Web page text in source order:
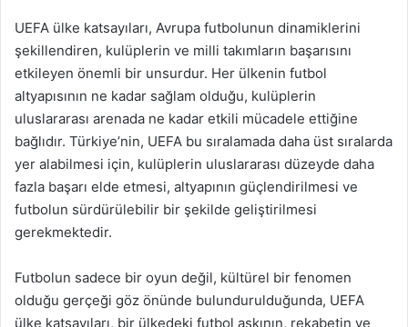
UEFA ülke katsayıları, Avrupa futbolunun dinamiklerini
şekillendiren, kulüplerin ve milli takımların başarısını
etkileyen önemli bir unsurdur. Her ülkenin futbol
altyapısının ne kadar sağlam olduğu, kulüplerin
uluslararası arenada ne kadar etkili mücadele ettiğine
bağlıdır. Türkiye’nin, UEFA bu sıralamada daha üst sıralarda
yer alabilmesi için, kulüplerin uluslararası düzeyde daha
fazla başarı elde etmesi, altyapının güçlendirilmesi ve
futbolun sürdürülebilir bir şekilde geliştirilmesi
gerekmektedir.
Futbolun sadece bir oyun değil, kültürel bir fenomen
olduğu gerçeği göz önünde bulundurulduğunda, UEFA
ülke katsayıları, bir ülkedeki futbol aşkının, rekabetin ve